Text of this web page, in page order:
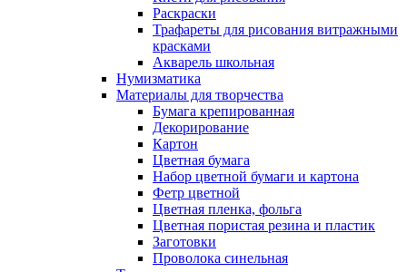
Раскраски
Трафареты для рисования витражными
красками
Акварель школьная
Нумизматика
Материалы для творчества
Бумага крепированная
Декорирование
Картон
Цветная бумага
Набор цветной бумаги и картона
Фетр цветной
Цветная пленка, фольга
Цветная пористая резина и пластик
Заготовки
Проволока синельная